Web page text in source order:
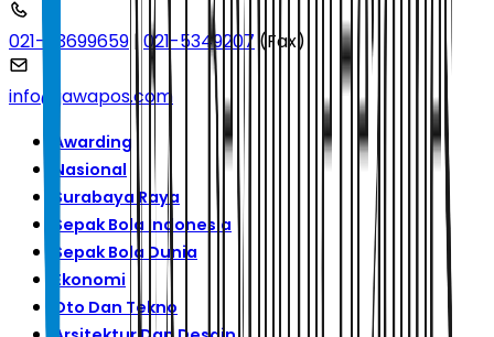
021-53699659 |021-5349207(Fax)
info@jawapos.com
Awarding
Nasional
Surabaya Raya
Sepak Bola Indonesia
Sepak Bola Dunia
Ekonomi
Oto Dan Tekno